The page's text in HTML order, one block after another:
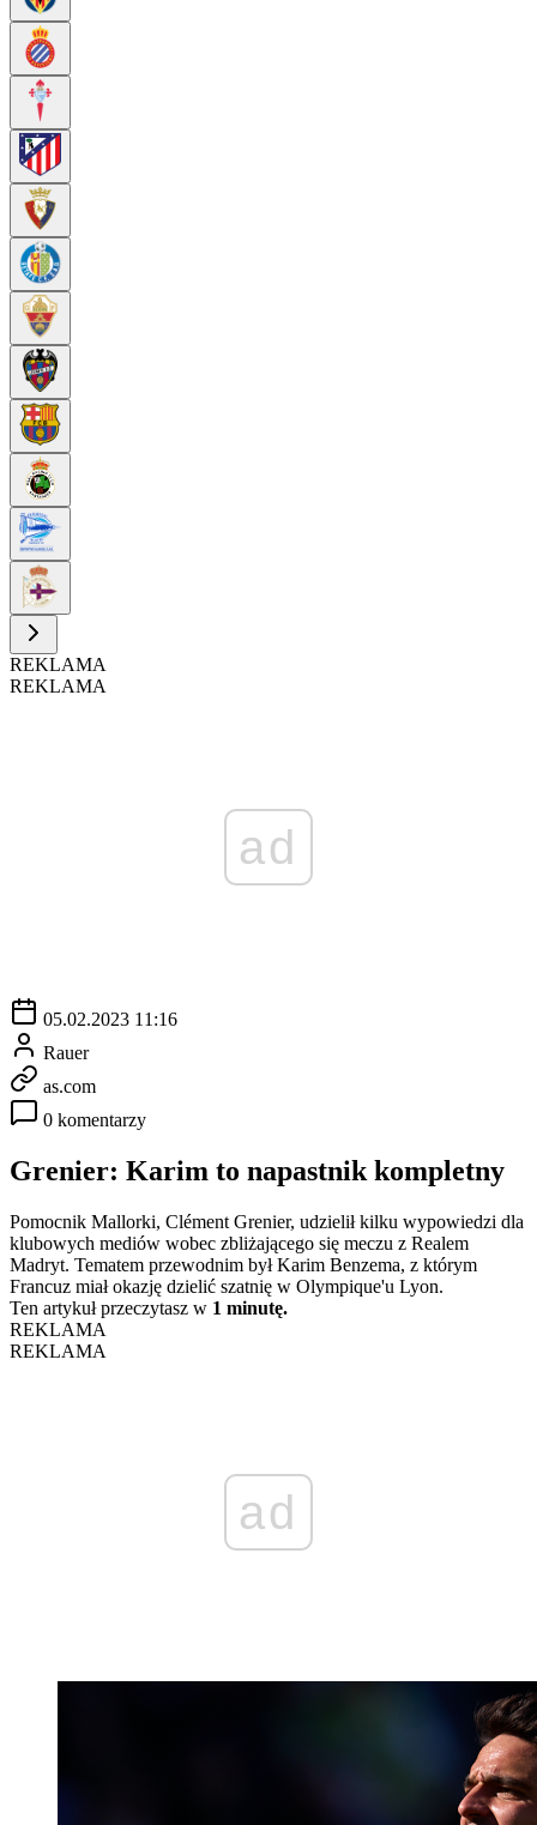
REKLAMA
REKLAMA
ad
05.02.2023 11:16
Rauer
as.com
0 komentarzy
Grenier: Karim to napastnik kompletny
Pomocnik Mallorki, Clément Grenier, udzielił kilku wypowiedzi dla
klubowych mediów wobec zbliżającego się meczu z Realem
Madryt. Tematem przewodnim był Karim Benzema, z którym
Francuz miał okazję dzielić szatnię w Olympique'u Lyon.
Ten artykuł przeczytasz w 1 minutę.
REKLAMA
REKLAMA
ad